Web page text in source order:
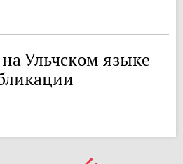
Ульчском языке